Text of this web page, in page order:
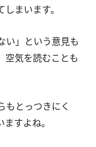
まいます。
い」という意見も
空気を読むことも
もとっつきにく
すよね。